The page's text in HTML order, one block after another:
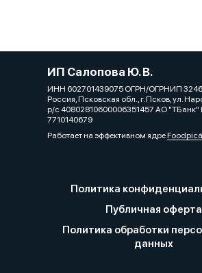
ИП Салопова Ю. В.
ИНН 602701439075 ОГРН/ОГРНИП
Россия, Псковская обл., г. Псков, ул.
р/с 40802810600006351457 АО
7710140679
Работает на эффективном ядре
Политика
Публичная оферта
Политика обработки
данных